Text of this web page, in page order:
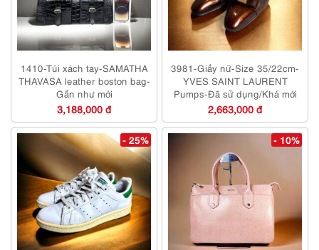
1410-Túi xách tay-SAMATHA
THAVASA leather boston bag-
Gần như mới
3,188,000 đ
3981-Giầy nữ-Size 35/22cm-
YVES SAINT LAURENT
Pumps-Đã sử dụng/Khá mới
2,663,000 đ
- 25% - 10%